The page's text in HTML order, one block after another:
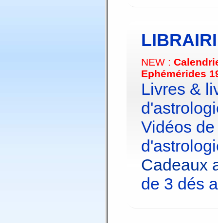
NEW :
Ephémérides
Livres &
Vidéos
Cadeaux
de 3 dés